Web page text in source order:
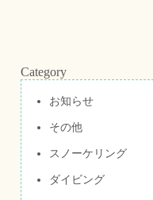
Category
お知らせ
その他
スノーケリング
ダイビング